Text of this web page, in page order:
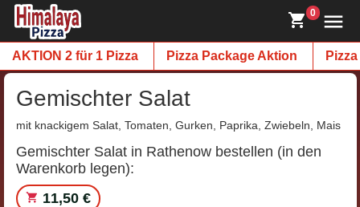
0
AKTION 2 für 1 Pizza Pizza Package Aktion Pizza
Gemischter Salat
mit knackigem Salat, Tomaten, Gurken, Paprika, Zwiebeln, Mais
Gemischter Salat in Rathenow bestellen (in den
Warenkorb legen):
11,50 €